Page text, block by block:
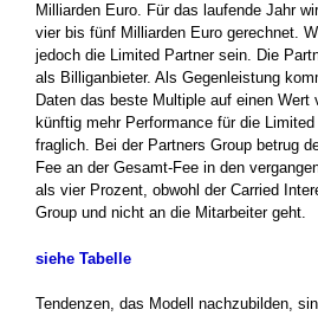
Milliarden Euro. Für das laufende Jahr
vier bis fünf Milliarden Euro gerechnet.
jedoch die Limited Partner sein. Die
als Billiganbieter. Als Gegenleistung
Daten das beste Multiple auf ­einen Wert
künftig mehr Performance für die
fraglich. Bei der Partners Group betrug
Fee an der Gesamt-Fee in den
als vier Prozent, obwohl der Carried
Group und nicht an die Mitarbeiter geht.
siehe Tabelle
Tendenzen, das Modell nachzubilden,